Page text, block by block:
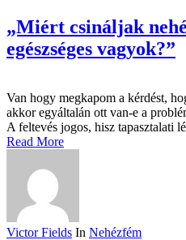
„Miért csináljak
egészséges vagyok?”
Van hogy megkapom a kérdést,
akkor egyáltalán ott van-e a
A feltevés jogos, hisz tapasztalati
Read More
Victor Fields In Nehézfém